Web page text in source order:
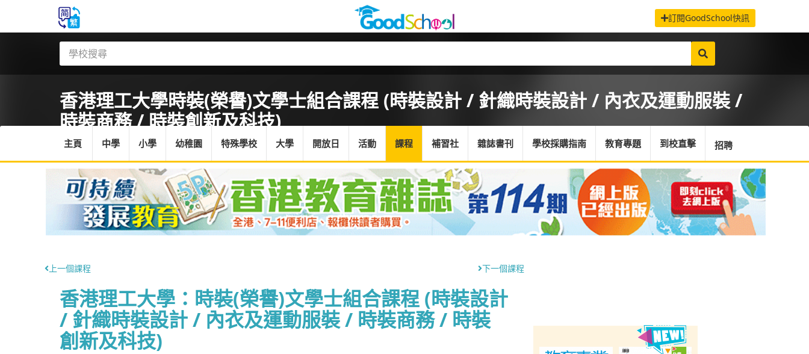
訂閱GoodSchool快訊
香港理工大學時裝(榮譽)文學士組合課程 (時裝設計 / 針織時裝設計 / 內衣及運動服裝 /
時裝商務 / 時裝創新及科技)
首頁 / 課程
主頁 中學 小學 幼稚園 特殊學校 大學 開放日 活動 課程 補習社 雜誌書刊 學校採購指南 教育專題 到校直擊 招聘
上一個課程 下一個課程
香港理工大學：時裝(榮譽)文學士組合課程 (時裝設計
/ 針織時裝設計 / 內衣及運動服裝 / 時裝商務 / 時裝
創新及科技)